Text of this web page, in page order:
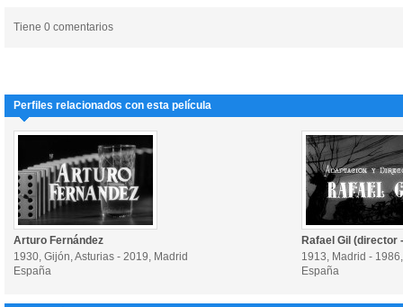
Tiene 0 comentarios
Perfiles relacionados con esta película
Arturo Fernández
1930, Gijón, Asturias - 2019, Madrid
España
Rafael Gil (director
1913, Madrid -
España